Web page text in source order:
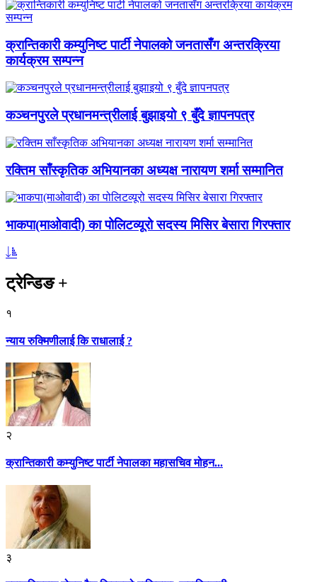
क्रान्तिकारी कम्युनिष्ट पार्टी नेपालको जनतासँग अन्तरक्रिया
कार्यक्रम सम्पन्न
कञ्चनपुरले प्रधानमन्त्रीलाई बुझाइयो ९ बुँदे ज्ञापनपत्र
रक्तिम साँस्कृतिक अभियानका अध्यक्ष नारायण शर्मा सम्मानित
भाकपा(माओवादी) का पोलिटव्यूरो सदस्य मिसिर बेसारा गिरफ्तार
ट्रेन्डिङ+
१
न्याय रुक्मिणीलाई कि राधालाई ?
२
क्रान्तिकारी कम्युनिष्ट पार्टी नेपालका महासचिव मोहन...
३